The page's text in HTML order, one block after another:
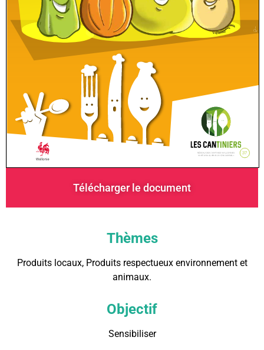
Télécharger le document
Thèmes
Produits locaux, Produits respectueux environnement et
animaux.
Objectif
Sensibiliser